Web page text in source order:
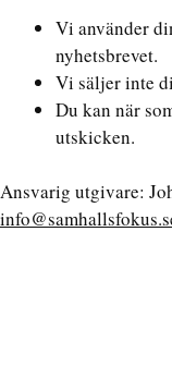
Vi använder
nyhetsbrevet.
Vi säljer inte
Du kan när
utskicken.
Ansvarig utgivare: